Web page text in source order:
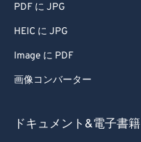
PDF に JPG
HEIC に JPG
Image に PDF
画像コンバーター
ドキュメント&電子書籍